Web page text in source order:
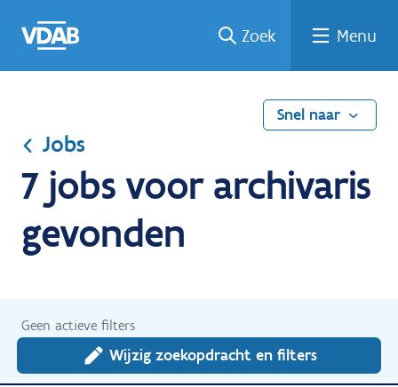
naar
een
een
job
naar
Zoek Menu
Snel naar
Jobs
7 jobs voor archivaris
gevonden
Geen actieve filters
Wijzig zoekopdracht en filters